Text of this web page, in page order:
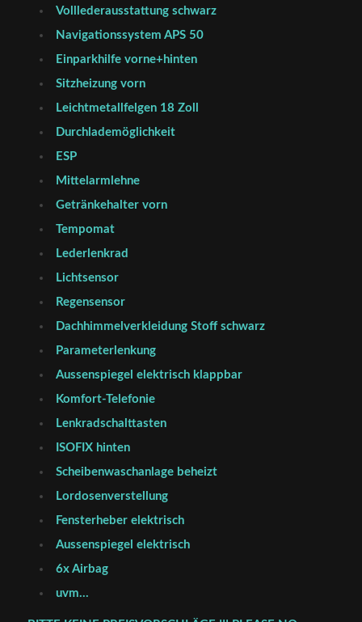
Volllederausstattung schwarz
Navigationssystem APS 50
Einparkhilfe vorne+hinten
Sitzheizung vorn
Leichtmetallfelgen 18 Zoll
Durchlademöglichkeit
ESP
Mittelarmlehne
Getränkehalter vorn
Tempomat
Lederlenkrad
Lichtsensor
Regensensor
Dachhimmelverkleidung Stoff schwarz
Parameterlenkung
Aussenspiegel elektrisch klappbar
Komfort-Telefonie
Lenkradschalttasten
ISOFIX hinten
Scheibenwaschanlage beheizt
Lordosenverstellung
Fensterheber elektrisch
Aussenspiegel elektrisch
6x Airbag
uvm…